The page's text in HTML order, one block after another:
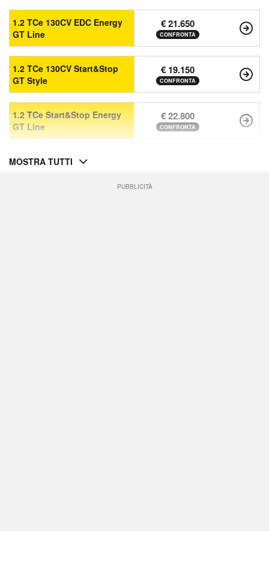
1.2 TCe 130CV EDC Energy
GT Line
€ 21.650
CONFRONTA
1.2 TCe 130CV Start&Stop
GT Style
€ 19.150
CONFRONTA
1.2 TCe Start&Stop Energy
GT Line
€ 22.800
CONFRONTA
MOSTRA TUTTI
PUBBLICITÀ